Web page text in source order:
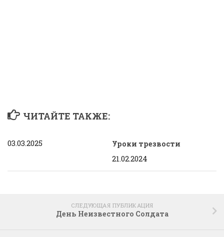
ЧИТАЙТЕ ТАКЖЕ:
03.03.2025 Уроки трезвости
21.02.2024
СЛЕДУЮЩАЯ ПУБЛИКАЦИЯ
День Неизвестного Солдата